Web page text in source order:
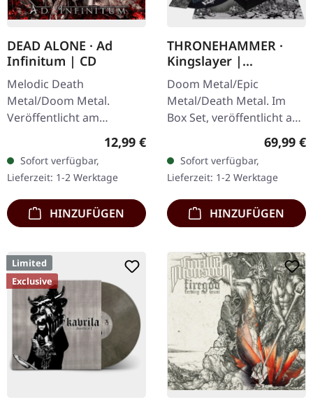
DEAD ALONE · Ad
Infinitum | CD
Melodic Death
Metal/Doom Metal.
Veröffentlicht am
28.09.2012, auf Supreme
Chaos Records. CD im
Jewelcase. Dead Alone
liefern mit "Ad Infinitum"
ein…
Regulärer Preis:
12,99 €
Sofort verfügbar,
Lieferzeit: 1-2 Werktage
HINZUFÜGEN
THRONEHAMMER ·
Kingslayer |
EXCLUSIVE BOX SET
Doom Metal/Epic
Metal/Death Metal. Im
Box Set, veröffentlicht am
24.11.2023, auf Supreme
Chaos Records. Schwere
Holzbox mit speziellem
Schwarz in…
69,99 €
Sofort verfügbar,
Lieferzeit: 1-2 Werktage
HINZUFÜGEN
Limited
Exclusive